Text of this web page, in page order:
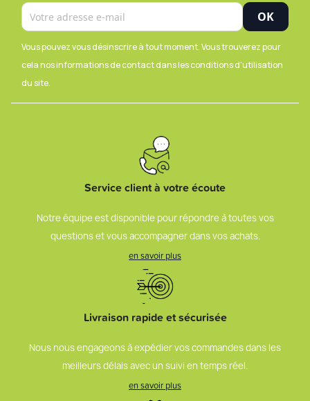
Vous pouvez vous désinscrire à tout moment. Vous trouverez pour
cela nos informations de contact dans les conditions d'utilisation
du site.
Service client à votre écoute
Notre équipe est disponible pour répondre à toutes vos
questions et vous accompagner dans vos achats.
en savoir plus
Livraison rapide et sécurisée
Nous nous engageons à expédier vos commandes dans les
meilleurs délais avec un suivi en temps réel.
en savoir plus